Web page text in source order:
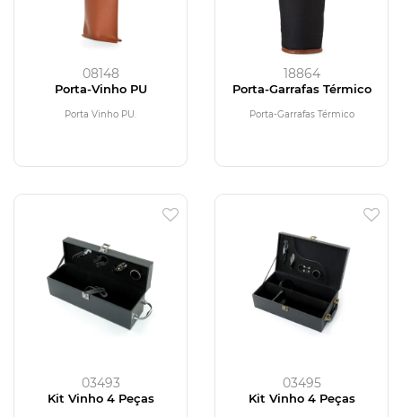
08148
Porta-Vinho PU
Porta Vinho PU.
18864
Porta-Garrafas Térmico
Porta-Garrafas Térmico
03493
Kit Vinho 4 Peças
03495
Kit Vinho 4 Peças